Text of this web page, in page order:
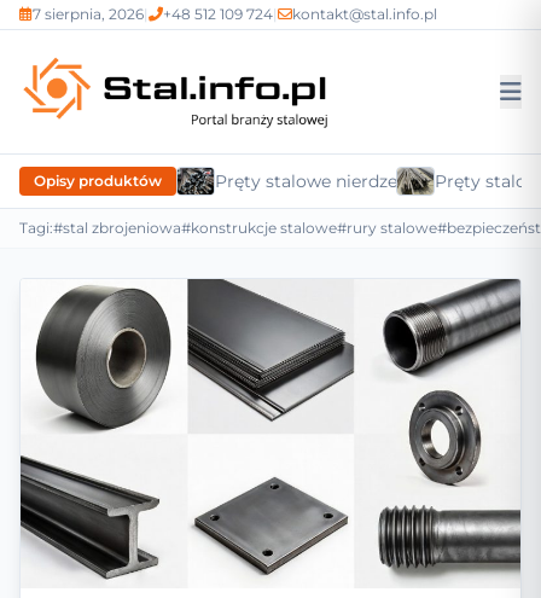
7 sierpnia, 2026| +48 512 109 724| kontakt@stal.info.pl
Opisy produktów Pręty stalowe nierdzewnePręty
Tagi:#stal zbrojeniowa#konstrukcje stalowe#rury stalowe